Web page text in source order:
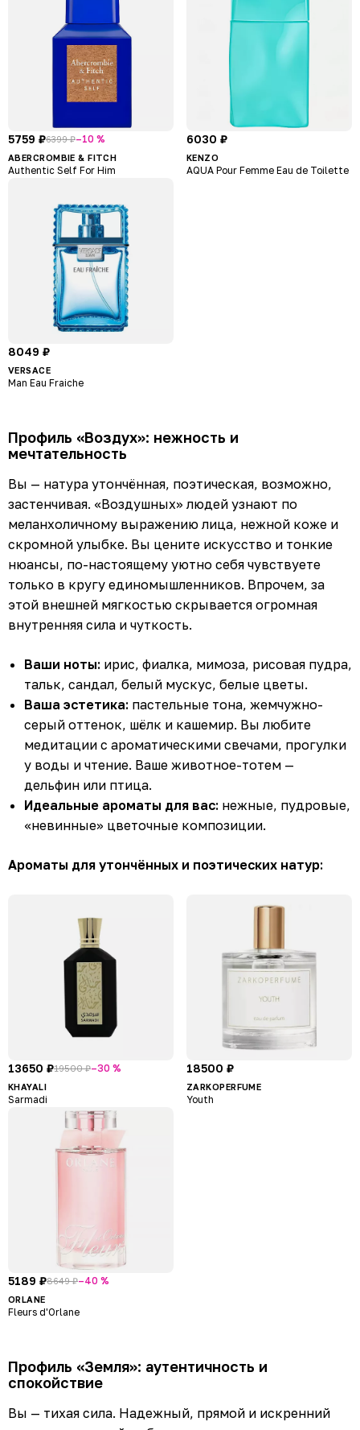
5759 ₽6399 ₽–10 %
ABERCROMBIE & FITCH
Authentic Self For Him
6030 ₽
KENZO
AQUA Pour Femme Eau de Toilette
8049 ₽
VERSACE
Man Eau Fraiche
Профиль «Воздух»: нежность и
мечтательность
Вы — натура утончённая, поэтическая, возможно,
застенчивая. «Воздушных» людей узнают по
меланхоличному выражению лица, нежной коже и
скромной улыбке. Вы цените искусство и тонкие
нюансы, по-настоящему уютно себя чувствуете
только в кругу единомышленников. Впрочем, за
этой внешней мягкостью скрывается огромная
внутренняя сила и чуткость.
Ваши ноты: ирис, фиалка, мимоза, рисовая пудра,
тальк, сандал, белый мускус, белые цветы.
Ваша эстетика: пастельные тона, жемчужно-
серый оттенок, шёлк и кашемир. Вы любите
медитации с ароматическими свечами, прогулки
у воды и чтение. Ваше животное-тотем —
дельфин или птица.
Идеальные ароматы для вас: нежные, пудровые,
«невинные» цветочные композиции.
Ароматы для утончённых и поэтических натур:
13650 ₽19500 ₽–30 %
KHAYALI
Sarmadi
18500 ₽
ZARKOPERFUME
Youth
5189 ₽8649 ₽–40 %
ORLANE
Fleurs d'Orlane
Профиль «Земля»: аутентичность и
спокойствие
Вы — тихая сила. Надежный, прямой и искренний